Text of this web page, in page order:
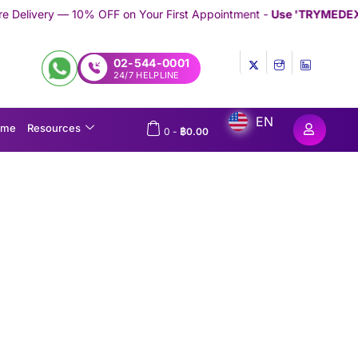
on Your First Appointment -Use 'TRYMEDEX' Coupon Code
02-544-0001
24/7 HELPLINE
Resources 0 - ฿0.00
EN